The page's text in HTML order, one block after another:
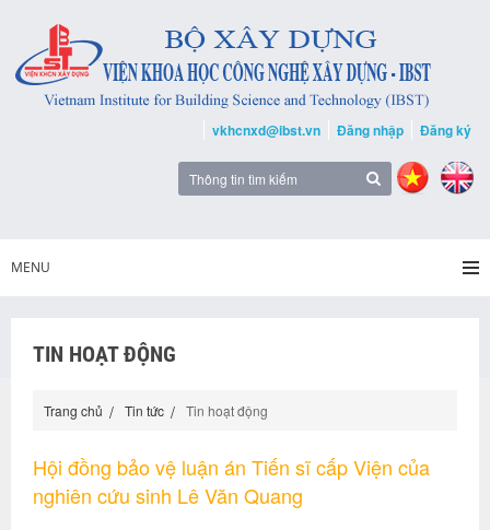
vkhcnxd@ibst.vn Đăng nhập Đăng ký
MENU
TIN HOẠT ĐỘNG
Trang chủ Tin tức Tin hoạt động
Hội đồng bảo vệ luận án Tiến sĩ cấp Viện của
nghiên cứu sinh Lê Văn Quang